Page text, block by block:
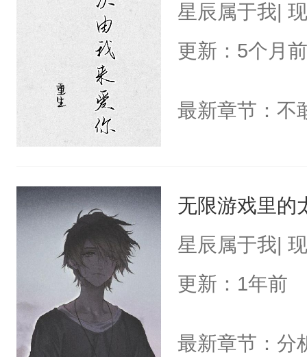
星辰属于我|
更新：5个月前
最新章节：不
无限游戏里的
星辰属于我|
更新：1年前
最新章节：分